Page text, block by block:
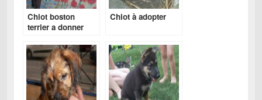
Chiot boston
terrier a donner
Chiot à adopter